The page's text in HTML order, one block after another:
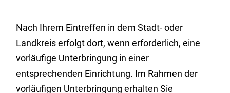
Nach Ihrem Eintreffen in dem Stadt- oder
Landkreis erfolgt dort, wenn erforderlich, eine
vorläufige Unterbringung in einer
entsprechenden Einrichtung. Im Rahmen der
vorläufigen Unterbringung erhalten Sie